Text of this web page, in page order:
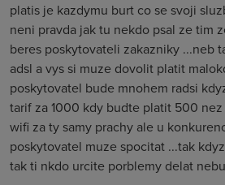
platis je kazdymu burt co se svoji
neni pravda jak tu nekdo psal ze tim
beres poskytovateli zakazniky ...neb
adsl a vys si muze dovolit platit
poskytovatel bude mnohem radsi
tarif za 1000 kdy budte platit 500
wifi za ty samy prachy ale u
poskytovatel muze spocitat ...tak
tak ti nkdo urcite porblemy delat